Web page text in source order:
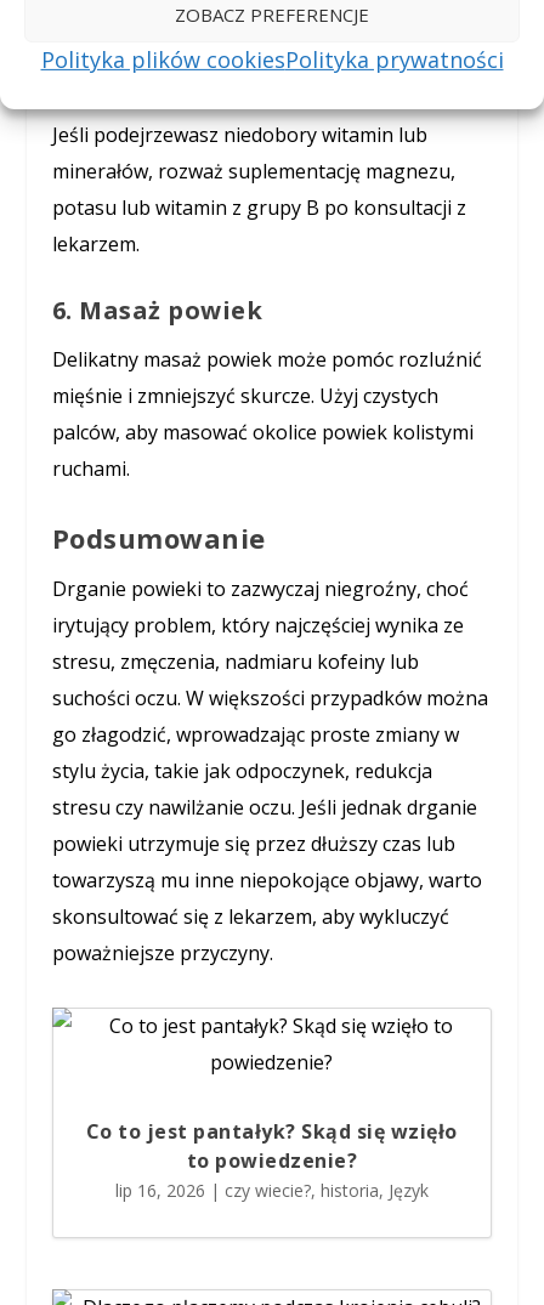
ZOBACZ PREFERENCJE
Polityka plików cookiesPolityka prywatności
zmniejszyć stres i napięcie mięśniowe.
Jeśli podejrzewasz niedobory witamin lub
minerałów, rozważ suplementację magnezu,
potasu lub witamin z grupy B po konsultacji z
lekarzem.
6. Masaż powiek
Delikatny masaż powiek może pomóc rozluźnić
mięśnie i zmniejszyć skurcze. Użyj czystych
palców, aby masować okolice powiek kolistymi
ruchami.
Podsumowanie
Drganie powieki to zazwyczaj niegroźny, choć
irytujący problem, który najczęściej wynika ze
stresu, zmęczenia, nadmiaru kofeiny lub
suchości oczu. W większości przypadków można
go złagodzić, wprowadzając proste zmiany w
stylu życia, takie jak odpoczynek, redukcja
stresu czy nawilżanie oczu. Jeśli jednak drganie
powieki utrzymuje się przez dłuższy czas lub
towarzyszą mu inne niepokojące objawy, warto
skonsultować się z lekarzem, aby wykluczyć
poważniejsze przyczyny.
Co to jest pantałyk? Skąd się wzięło
to powiedzenie?
lip 16, 2026 | czy wiecie?, historia, Język